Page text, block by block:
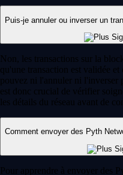
Puis-je annuler ou inverser un
Non, les transactions sur la
qu'une transaction est validée
pouvez ni l'annuler ni l'inverser
est donc crucial de vérifier
les détails du réseau avant de
Comment envoyer des Pyth
Pour apprendre à envoyer des